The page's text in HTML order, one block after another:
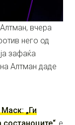
вчера
него од
зафаќа
Алтман даде
„Ги